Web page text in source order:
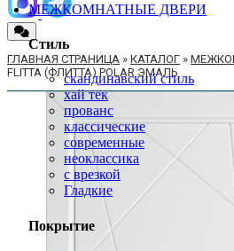
МЕЖКОМНАТНЫЕ ДВЕРИ
Стиль
скандинавский стиль
хай тек
прованс
классические
современные
неоклассика
с врезкой
Гладкие
Покрытие
ГЛАВНАЯ СТРАНИЦА » КАТАЛОГ »
FLITTA (ФЛИТТА) POLAR ЭМАЛЬ